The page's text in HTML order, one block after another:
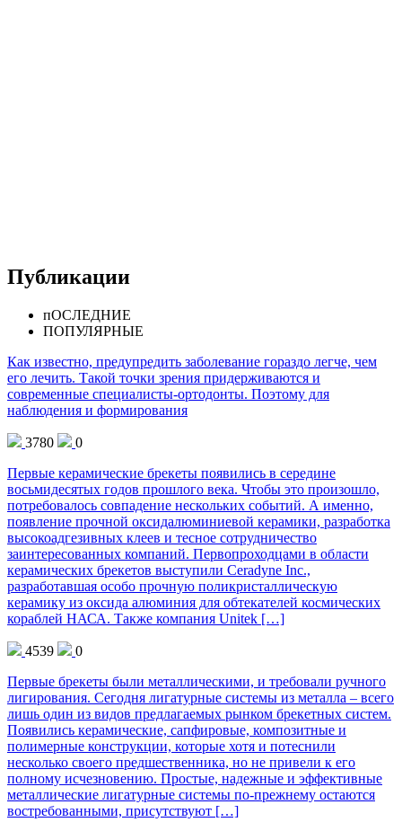
Публикации
пОСЛЕДНИЕ
ПОПУЛЯРНЫЕ
Как известно, предупредить заболевание гораздо легче, чем
его лечить. Такой точки зрения придерживаются и
современные специалисты-ортодонты. Поэтому для
наблюдения и формирования
3780
0
Первые керамические брекеты появились в середине
восьмидесятых годов прошлого века. Чтобы это произошло,
потребовалось совпадение нескольких событий. А именно,
появление прочной оксидалюминиевой керамики, разработка
высокоадгезивных клеев и тесное сотрудничество
заинтересованных компаний. Первопроходцами в области
керамических брекетов выступили Ceradyne Inc.,
разработавшая особо прочную поликристаллическую
керамику из оксида алюминия для обтекателей космических
кораблей НАСА. Также компания Unitek […]
4539
0
Первые брекеты были металлическими, и требовали ручного
лигирования. Сегодня лигатурные системы из металла – всего
лишь один из видов предлагаемых рынком брекетных систем.
Появились керамические, сапфировые, композитные и
полимерные конструкции, которые хотя и потеснили
несколько своего предшественника, но не привели к его
полному исчезновению. Простые, надежные и эффективные
металлические лигатурные системы по-прежнему остаются
востребованными, присутствуют […]